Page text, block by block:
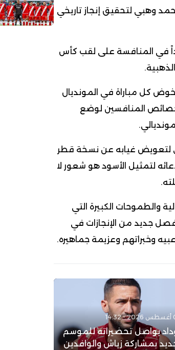
وهبي لتحقيق إنجاز تاريخي
في المنافسة على لقب كأس
كل مباراة في المونديال
المنافسين لوضع
لتعويض غيابه عن نسخة قطر
لتمثيل الأسود هو شعور لا
والطموحات الكبيرة التي
جديد من الإنجازات في
وخبراتهم وعزيمة جماهيره.
يواصل تحضيراته للموسم
بمشاركة زياش والوافدين